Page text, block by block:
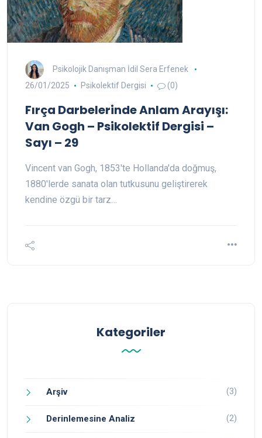
Psikolojik Danışman İdil Sera Erfenek
26/01/2025
Psikolektif Dergisi (0)
Fırça Darbelerinde Anlam Arayışı:
Van Gogh – Psikolektif Dergisi –
Sayı – 29
Vincent van Gogh, 1853'te Hollanda'da doğmuş,
1880'lerde sanata olan tutkusunu geliştirerek
kendine özgü bir tarz…
Kategoriler
Arşiv (3)
Derinlemesine Analiz (2)